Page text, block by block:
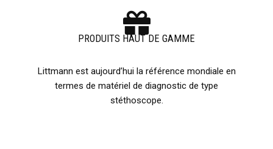
PRODUITS HAUT DE GAMME
Littmann est aujourd’hui la référence mondiale en
termes de matériel de diagnostic de type
stéthoscope.